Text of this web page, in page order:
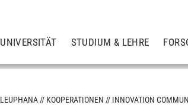
UNIVERSITÄT STUDIUM & LEHRE
LEUPHANA KOOPERATIONEN INNOVATION